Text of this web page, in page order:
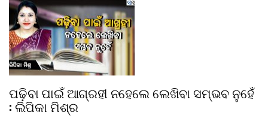
ପଢ଼ିବା ପାଇଁ ଆଗ୍ରହୀ ନହେଲେ ଲେଖିବା ସମ୍ଭବ ନୁହେଁ
: ଲିପିକା ମିଶ୍ର